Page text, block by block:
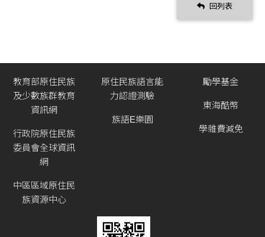
回列表
教育部原住民族
及少數族群教育
資訊網
行政院原住民族
委員會全球資訊
網
中區區域原住民
族資源中心
原住民族語言能
力認證測驗
族語E樂園
勵學基金
東海酷幣
學雜費減免